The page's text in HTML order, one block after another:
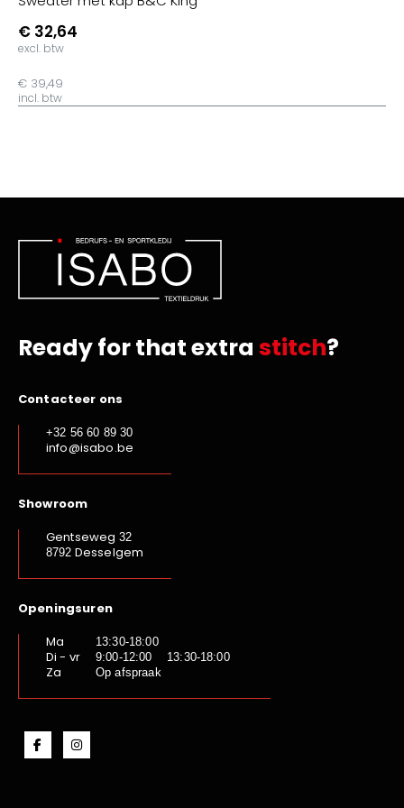
€ 32,64
excl. btw
€ 39,49
incl. btw
Ready for that extra stitch?
Contacteer ons
+32 56 60 89 30
info@isabo.be
Showroom
Gentseweg 32
8792 Desselgem
Openingsuren
Ma
13:30-18:00
Di - vr 9:00-12:00 13:30-18:00
Za Op afspraak